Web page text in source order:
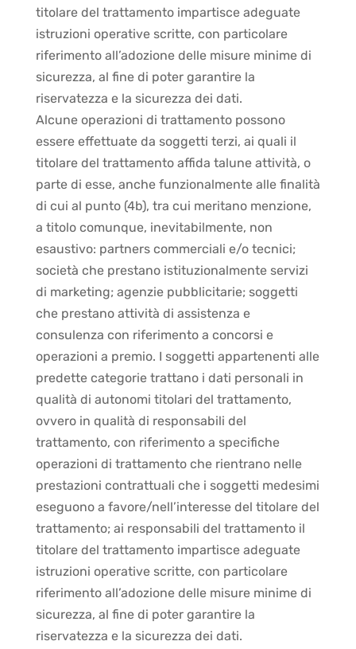
titolare del trattamento impartisce adeguate
istruzioni operative scritte, con particolare
riferimento all’adozione delle misure minime di
sicurezza, al fine di poter garantire la
riservatezza e la sicurezza dei dati.
Alcune operazioni di trattamento possono
essere effettuate da soggetti terzi, ai quali il
titolare del trattamento affida talune attività, o
parte di esse, anche funzionalmente alle finalità
di cui al punto (4b), tra cui meritano menzione,
a titolo comunque, inevitabilmente, non
esaustivo: partners commerciali e/o tecnici;
società che prestano istituzionalmente servizi
di marketing; agenzie pubblicitarie; soggetti
che prestano attività di assistenza e
consulenza con riferimento a concorsi e
operazioni a premio. I soggetti appartenenti alle
predette categorie trattano i dati personali in
qualità di autonomi titolari del trattamento,
ovvero in qualità di responsabili del
trattamento, con riferimento a specifiche
operazioni di trattamento che rientrano nelle
prestazioni contrattuali che i soggetti medesimi
eseguono a favore/nell’interesse del titolare del
trattamento; ai responsabili del trattamento il
titolare del trattamento impartisce adeguate
istruzioni operative scritte, con particolare
riferimento all’adozione delle misure minime di
sicurezza, al fine di poter garantire la
riservatezza e la sicurezza dei dati.